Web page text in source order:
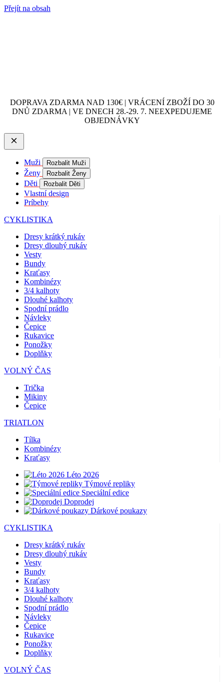
Přejít na obsah
DOPRAVA ZDARMA NAD 130€ | VRÁCENÍ ZBOŽÍ DO 30
DNŮ ZDARMA | VE DNECH 28.-29. 7. NEEXPEDUJEME
OBJEDNÁVKY
Muži Rozbalit Muži
Ženy Rozbalit Ženy
Děti Rozbalit Děti
Vlastní design
Príbehy
CYKLISTIKA
Dresy krátký rukáv
Dresy dlouhý rukáv
Vesty
Bundy
Kraťasy
Kombinézy
3/4 kalhoty
Dlouhé kalhoty
Spodní prádlo
Návleky
Čepice
Rukavice
Ponožky
Doplňky
VOLNÝ ČAS
Trička
Mikiny
Čepice
TRIATLON
Tílka
Kombinézy
Kraťasy
Léto 2026
Týmové repliky
Speciální edice
Doprodej
Dárkové poukazy
CYKLISTIKA
Dresy krátký rukáv
Dresy dlouhý rukáv
Vesty
Bundy
Kraťasy
3/4 kalhoty
Dlouhé kalhoty
Spodní prádlo
Návleky
Čepice
Rukavice
Ponožky
Doplňky
VOLNÝ ČAS